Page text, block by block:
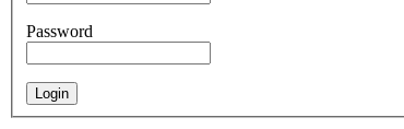
Password